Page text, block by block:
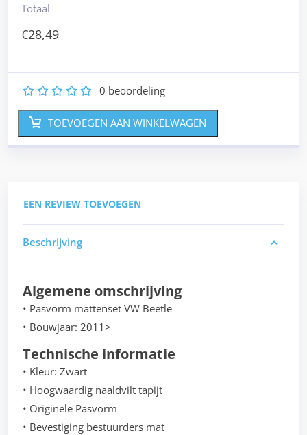
Totaal
€28,49
5
4
3
2 0 beoordeling
TOEVOEGEN AAN WINKELWAGEN
EEN REVIEW TOEVOEGEN
Beschrijving
Algemene omschrijving
• Pasvorm mattenset VW Beetle
• Bouwjaar: 2011>
Technische informatie
• Kleur: Zwart
• Hoogwaardig naaldvilt tapijt
• Originele Pasvorm
• Bevestiging bestuurders mat